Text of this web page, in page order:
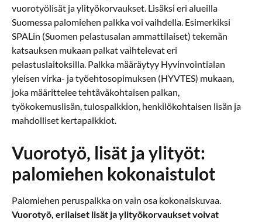
vuorotyölisät ja ylityökorvaukset. Lisäksi eri alueilla
Suomessa palomiehen palkka voi vaihdella. Esimerkiksi
SPALin (Suomen pelastusalan ammattilaiset) tekemän
katsauksen mukaan palkat vaihtelevat eri
pelastuslaitoksilla. Palkka määräytyy Hyvinvointialan
yleisen virka- ja työehtosopimuksen (HYVTES) mukaan,
joka määrittelee tehtäväkohtaisen palkan,
työkokemuslisän, tulospalkkion, henkilökohtaisen lisän ja
mahdolliset kertapalkkiot.
Vuorotyö, lisät ja ylityöt:
palomiehen kokonaistulot
Palomiehen peruspalkka on vain osa kokonaiskuvaa.
Vuorotyö, erilaiset lisät ja ylityökorvaukset voivat